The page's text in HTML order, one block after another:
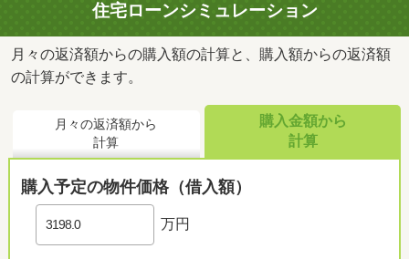
住宅ローンシミュレーション
月々の返済額からの購入額の計算と、購入額からの返済額
の計算ができます。
月々の返済額から
計算
購入金額から
計算
購入予定の物件価格（借入額）
万円